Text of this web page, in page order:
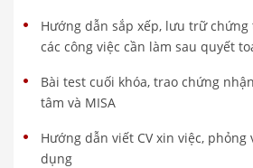
Hướng dẫn sắp xếp, lưu trữ chứng
các công việc cần làm sau quyết
Bài test cuối khóa, trao chứng
tâm và MISA
Hướng dẫn viết CV xin việc,
dụng